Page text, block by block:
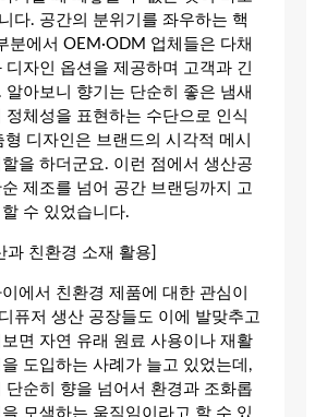
다. 공간의 분위기를 좌우하는 핵
분에서 OEM·ODM 업체들은 다채
디자인 옵션을 제공하며 고객과 긴
알아보니 향기는 단순히 좋은 냄새
정체성을 표현하는 수단으로 인식
디자인은 브랜드의 시각적 메시
을 하더군요. 이런 점에서 생산공
제조를 넘어 공간 브랜딩까지 고
수 있었습니다.
과 친환경 소재 활용]
에서 친환경 제품에 대한 관심이
퓨저 생산 공장들도 이에 발맞추고
면 자연 유래 원료 사용이나 재활
도입하는 사례가 늘고 있었는데,
단순히 향을 넘어서 환경과 조화롭
모색하는 움직임이라고 할 수 있